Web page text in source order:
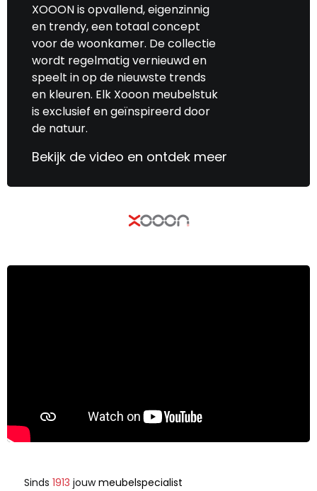
XOOON is opvallend, eigenzinnig
en trendy, een totaal concept
voor de woonkamer. De collectie
wordt regelmatig vernieuwd en
speelt in op de nieuwste trends
en kleuren. Elk Xooon meubelstuk
is exclusief en geïnspireerd door
de natuur.
Bekijk de video en ontdek meer
Sinds 1913 jouwmeubelspecialist